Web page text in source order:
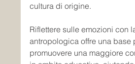
cultura di origine.
Riflettere sulle emozioni con
antropologica offre una base
promuovere una maggiore